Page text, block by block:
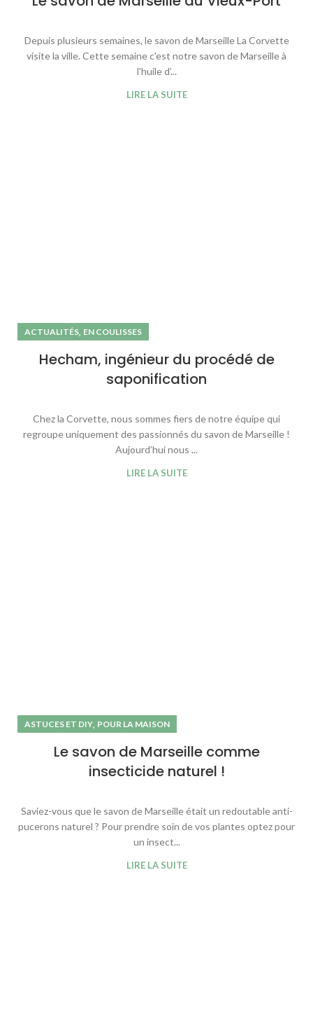
Depuis plusieurs semaines, le savon de Marseille La Corvette
visite la ville. Cette semaine c'est notre savon de Marseille à
l'huile d’...
LIRE LA SUITE
ACTUALITÉS, EN COULISSES
Hecham, ingénieur du procédé de
saponification
Chez la Corvette, nous sommes fiers de notre équipe qui
regroupe uniquement des passionnés du savon de Marseille !
Aujourd’hui nous ...
LIRE LA SUITE
ASTUCES ET DIY, POUR LA MAISON
Le savon de Marseille comme
insecticide naturel !
Saviez-vous que le savon de Marseille était un redoutable anti-
pucerons naturel ? Pour prendre soin de vos plantes optez pour
un insect...
LIRE LA SUITE